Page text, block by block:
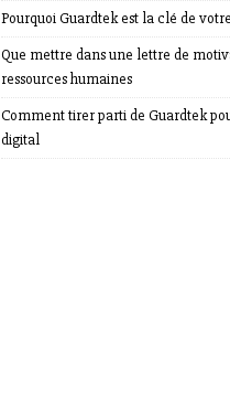
Pourquoi Guardtek est la clé de
Que mettre dans une lettre de
ressources humaines
Comment tirer parti de Guardtek
digital